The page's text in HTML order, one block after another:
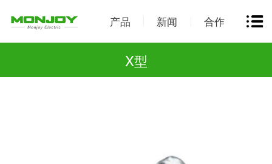
产品 新闻 合作
X型